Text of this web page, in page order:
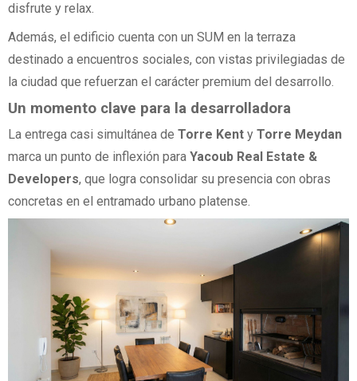
disfrute y relax.
Además, el edificio cuenta con un SUM en la terraza
destinado a encuentros sociales, con vistas privilegiadas de
la ciudad que refuerzan el carácter premium del desarrollo.
Un momento clave para la desarrolladora
La entrega casi simultánea de Torre Kent y Torre Meydan
marca un punto de inflexión para Yacoub Real Estate &
Developers, que logra consolidar su presencia con obras
concretas en el entramado urbano platense.